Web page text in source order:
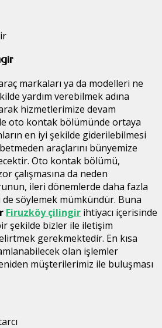
markaları ya da modelleri ne
yardım verebilmek adına
hizmetlerimize devam
oto kontak bölümünde ortaya
en iyi şekilde giderilebilmesi
araçlarını bünyemize
Oto kontak bölümü,
çalışmasına da neden
ileri dönemlerde daha fazla
söylemek mümkündür. Buna
Firuzköy çilingir ihtiyacı içerisinde
şekilde bizler ile iletişim
gerekmektedir. En kısa
olan işlemler
müşterilerimiz ile buluşması